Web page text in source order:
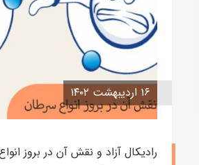
۱۶ اردیبهشت ۱۴۰۲
رادیکال آزاد و نقش آن در بروز